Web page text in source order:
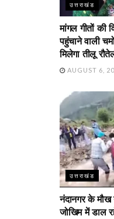
उत्तराखंड
मांगल गीतों की
पहुंचाने वाली
मिलेगा तीलू
AUGUST 6,
उत्तराखंड
नंदानगर के मौख
जोखिम में डाल